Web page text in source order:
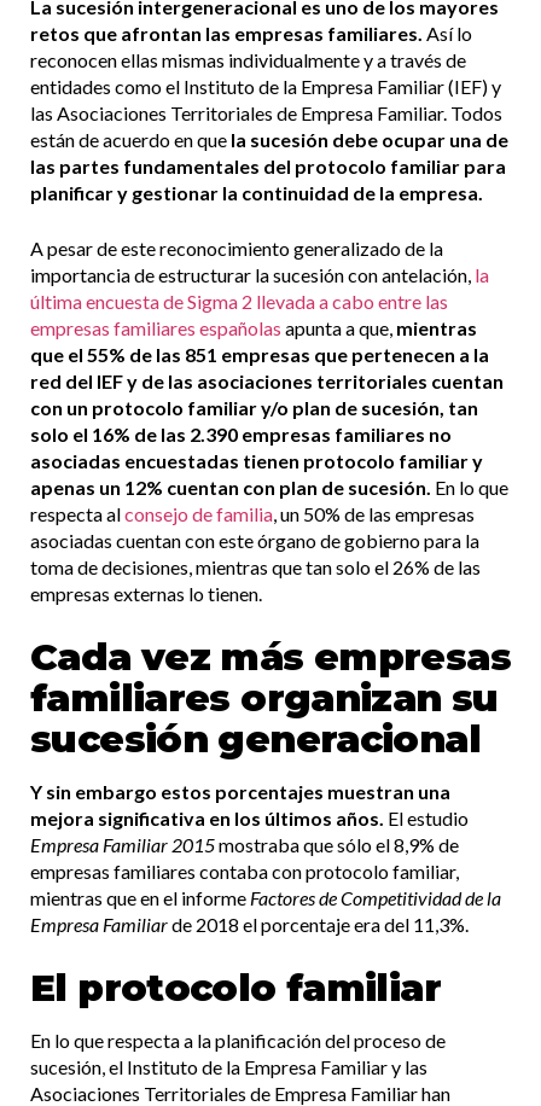
La sucesión intergeneracional es uno de los mayores
retos que afrontan las empresas familiares. Así lo
reconocen ellas mismas individualmente y a través de
entidades como el Instituto de la Empresa Familiar (IEF) y
las Asociaciones Territoriales de Empresa Familiar. Todos
están de acuerdo en que la sucesión debe ocupar una de
las partes fundamentales del protocolo familiar para
planificar y gestionar la continuidad de la empresa.
A pesar de este reconocimiento generalizado de la
importancia de estructurar la sucesión con antelación, la
última encuesta de Sigma 2 llevada a cabo entre las
empresas familiares españolas apunta a que, mientras
que el 55% de las 851 empresas que pertenecen a la
red del IEF y de las asociaciones territoriales cuentan
con un protocolo familiar y/o plan de sucesión, tan
solo el 16% de las 2.390 empresas familiares no
asociadas encuestadas tienen protocolo familiar y
apenas un 12% cuentan con plan de sucesión. En lo que
respecta alconsejo de familia, un 50% de las empresas
asociadas cuentan con este órgano de gobierno para la
toma de decisiones, mientras que tan solo el 26% de las
empresas externas lo tienen.
Cada vez más empresas
familiares organizan su
sucesión generacional
Y sin embargo estos porcentajes muestran una
mejora significativa en los últimos años. El estudio
Empresa Familiar 2015mostraba que sólo el 8,9% de
empresas familiares contaba con protocolo familiar,
mientras que en el informe Factores de Competitividad de la
Empresa Familiarde 2018 el porcentaje era del 11,3%.
El protocolo familiar
En lo que respecta a la planificación del proceso de
sucesión, el Instituto de la Empresa Familiar y las
Asociaciones Territoriales de Empresa Familiar han